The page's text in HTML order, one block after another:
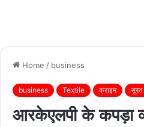
Home / business
business Textile क्राइम सूरत
आरकेएलपी के कपड़ा